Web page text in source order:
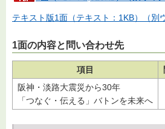
テキスト版1面（テキスト：1KB）（別
1面の内容と問い合わせ先
項目
阪神・淡路大震災から30年
「つなぐ・伝える」バトンを未来へ